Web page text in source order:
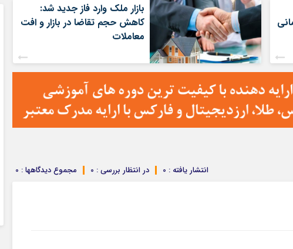
بازار ملک وارد فاز جدید شد:
کاهش حجم تقاضا در بازار و افت
معاملات
مجموع دیدگاهها : 0 در انتظار بررسی : 0 انتشار یافته : 0